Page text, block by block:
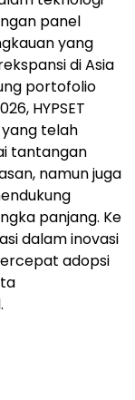
panel
yang
di Asia
portofolio
HYPSET
telah
tantangan
namun juga
panjang. Ke
dalam inovasi
adopsi